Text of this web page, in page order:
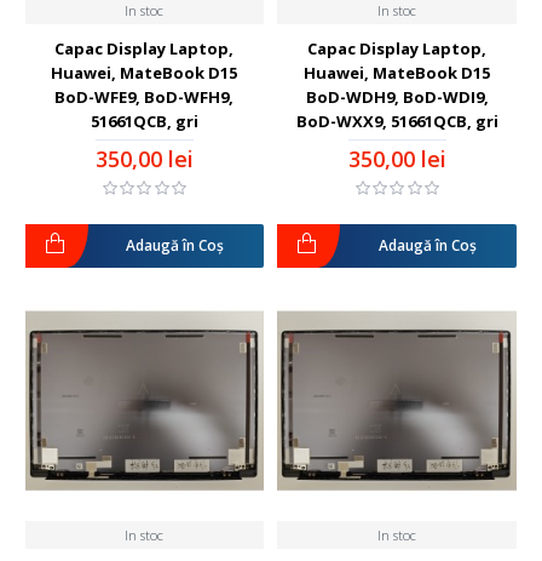
In stoc
Capac Display Laptop,
Huawei, MateBook D15
BoD-WFE9, BoD-WFH9,
51661QCB, gri
350,00 lei
Adaugă în Coş
In stoc
Capac Display Laptop,
Huawei, MateBook D15
BoD-WDH9, BoD-WDI9,
BoD-WXX9, 51661QCB, gri
350,00 lei
Adaugă în Coş
In stoc In stoc